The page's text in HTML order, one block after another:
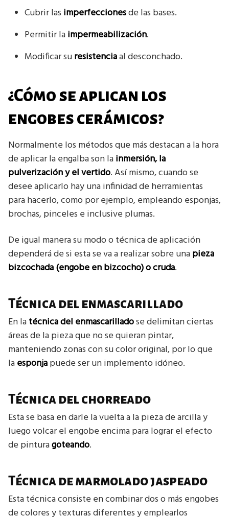
Cubrir las imperfeccionesde las bases.
Permitir laimpermeabilización.
Modificar suresistenciaal desconchado.
¿Cómo se aplican los
engobes cerámicos?
Normalmente los métodos que más destacan a la hora
de aplicar la engalba son lainmersión, la
pulverización y el vertido. Así mismo, cuando se
desee aplicarlo hay una infinidad de herramientas
para hacerlo, como por ejemplo, empleando esponjas,
brochas, pinceles e inclusive plumas.
De igual manera su modo o técnica de aplicación
dependerá de si esta se va a realizar sobre unapieza
bizcochada (engobe en bizcocho) o cruda.
Técnica del enmascarillado
En latécnica del enmascarilladose delimitan ciertas
áreas de la pieza que no se quieran pintar,
manteniendo zonas con su color original, por lo que
laesponjapuede ser un implemento idóneo.
Técnica del chorreado
Esta se basa en darle la vuelta a la pieza de arcilla y
luego volcar el engobe encima para lograr el efecto
de pinturagoteando.
Técnica de marmolado jaspeado
Esta técnica consiste en combinar dos o más engobes
de colores y texturas diferentes y emplearlos